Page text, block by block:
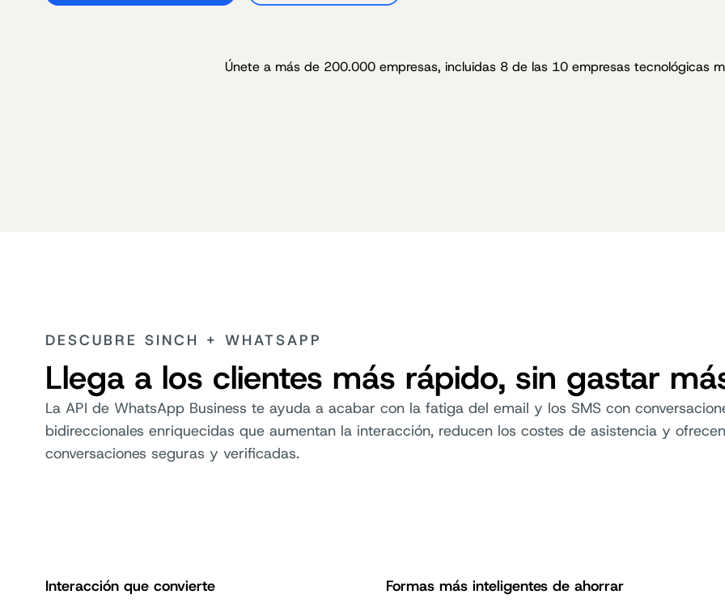
Únete a más de 200.000 empresas, incluidas 8 de las 10 empresas tecnológicas
DESCUBRE SINCH + WHATSAPP
Llega a los clientes más rápido, sin gastar
La API de WhatsApp Business te ayuda a acabar con la fatiga del email y los SMS con
bidireccionales enriquecidas que aumentan la interacción, reducen los costes de asistencia y ofrecen
conversaciones seguras y verificadas.
Interacción que convierte Formas más inteligentes de ahorrar